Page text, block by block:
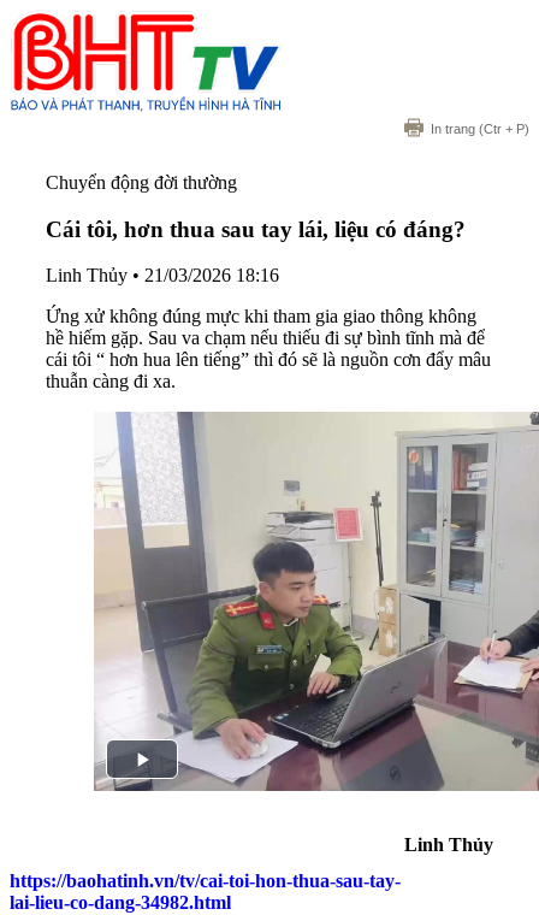
In trang (Ctr + P)
Chuyển động đời thường
Cái tôi, hơn thua sau tay lái, liệu có đáng?
Linh Thủy • 21/03/2026 18:16
Ứng xử không đúng mực khi tham gia giao thông không
hề hiếm gặp. Sau va chạm nếu thiếu đi sự bình tĩnh mà để
cái tôi “ hơn hua lên tiếng” thì đó sẽ là nguồn cơn đẩy mâu
thuẫn càng đi xa.
Linh Thủy
https://baohatinh.vn/tv/cai-toi-hon-thua-sau-tay-
lai-lieu-co-dang-34982.html